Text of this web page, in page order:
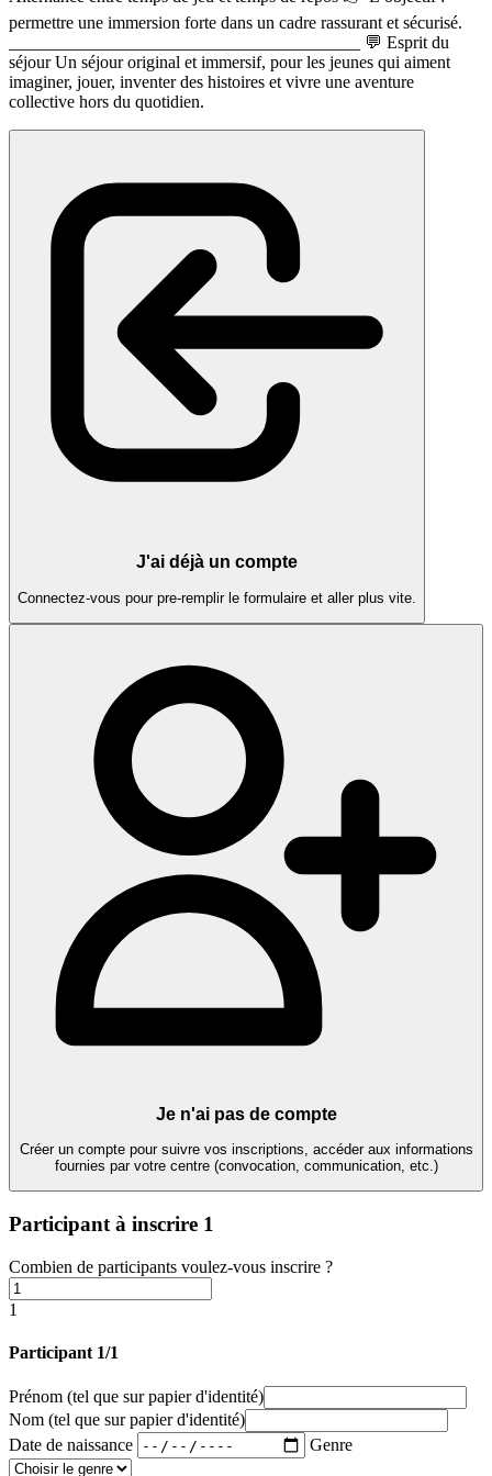
permettre une immersion forte dans un cadre rassurant et sécurisé.
________________________________________ 💬 Esprit du
séjour Un séjour original et immersif, pour les jeunes qui aiment
imaginer, jouer, inventer des histoires et vivre une aventure
collective hors du quotidien.
J'ai déjà un compte
Connectez-vous pour pre-remplir le formulaire et aller plus vite.
Je n'ai pas de compte
Créer un compte pour suivre vos inscriptions, accéder aux informations
fournies par votre centre (convocation, communication, etc.)
Participant à inscrire 1
Combien de participants voulez-vous inscrire ?
1
Participant 1/1
Prénom (tel que sur papier d'identité)
Nom (tel que sur papier d'identité)
Date de naissance
Genre